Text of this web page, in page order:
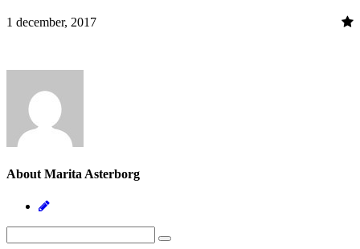
1 december, 2017
About Marita Asterborg